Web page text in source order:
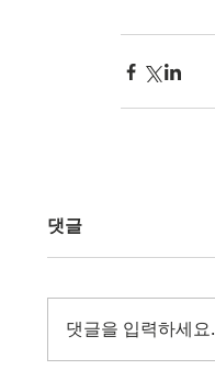
댓글
댓글을 입력하세요.